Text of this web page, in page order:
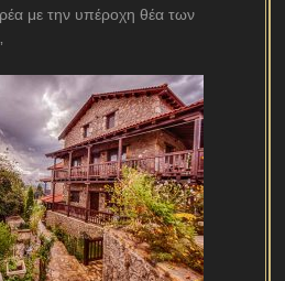
με την υπέροχη θέα των